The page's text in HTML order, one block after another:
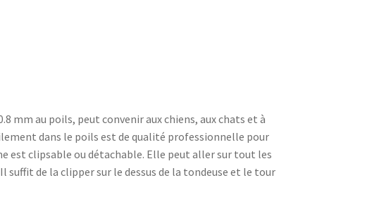
mm au poils, peut convenir aux chiens, aux chats et à
dans le poils est de qualité professionnelle pour
est clipsable ou détachable. Elle peut aller sur tout les
de la clipper sur le dessus de la tondeuse et le tour